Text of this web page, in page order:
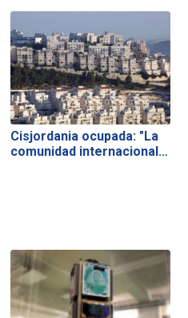
Cisjordania ocupada: "La
comunidad internacional…